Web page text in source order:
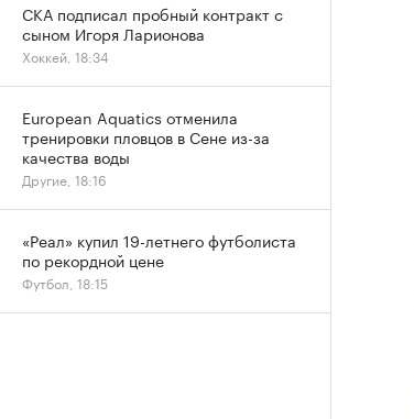
СКА подписал пробный контракт с
сыном Игоря Ларионова
Хоккей, 18:34
European Aquatics отменила
тренировки пловцов в Сене из-за
качества воды
Другие, 18:16
«Реал» купил 19-летнего футболиста
по рекордной цене
Футбол, 18:15